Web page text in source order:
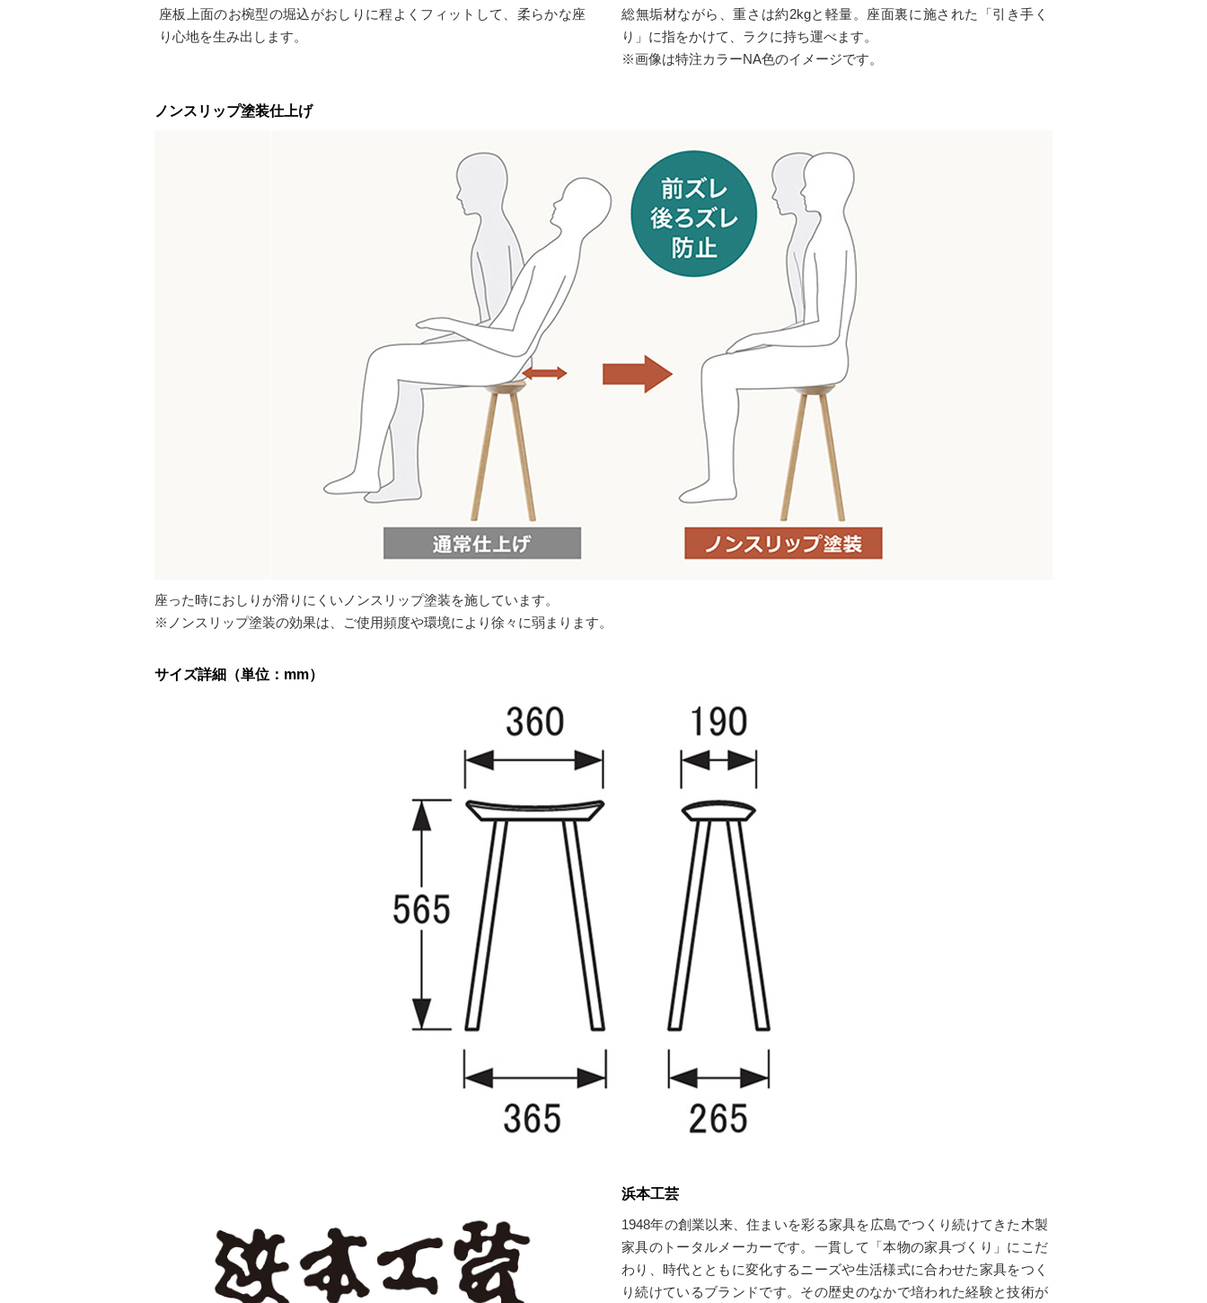
座板上面のお椀型の堀込がおしりに程よくフィットして、柔らかな座
り心地を生み出します。
総無垢材ながら、重さは約2kgと軽量。座面裏に施された「引き手く
り」に指をかけて、ラクに持ち運べます。
※画像は特注カラーNA色のイメージです。
ノンスリップ塗装仕上げ
座った時におしりが滑りにくいノンスリップ塗装を施しています。
※ノンスリップ塗装の効果は、ご使用頻度や環境により徐々に弱まります。
サイズ詳細（単位：mm）
浜本工芸
1948年の創業以来、住まいを彩る家具を広島でつくり続けてきた木製
家具のトータルメーカーです。一貫して「本物の家具づくり」にこだ
わり、時代とともに変化するニーズや生活様式に合わせた家具をつく
り続けているブランドです。その歴史のなかで培われた経験と技術が